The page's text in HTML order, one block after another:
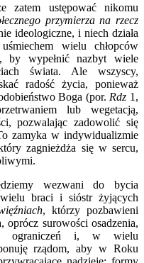
zatem ustępować nikomu
przymierza na rzecz
ideologiczne, i niech działa
wielu chłopców
by wypełnić nazbyt wiele
świata. Ale wszyscy,
radość życia, ponieważ
Boga (por. Rdz 1,
lub wegetacją,
pozwalając zadowolić się
zamyka w indywidualizmie
zagnieżdża się w sercu,
wezwani do bycia
braci i sióstr żyjących
, którzy pozbawieni
oprócz surowości osadzenia,
ograniczeń i, w wielu
rządom, aby w Roku